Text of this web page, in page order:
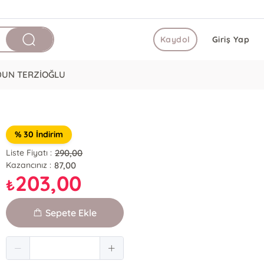
Giriş Yap
Kaydol
TERZİOĞLU
% 30 İndirim
Liste Fiyatı : 290,00
Kazancınız : 87,00
₺203,00
Sepete Ekle